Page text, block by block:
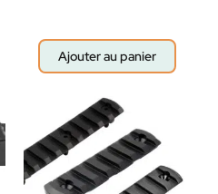
Ajouter au panier